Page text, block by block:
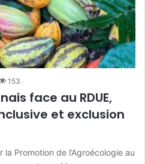
153
face au RDUE,
et exclusion
Promotion de l’Agroécologie au